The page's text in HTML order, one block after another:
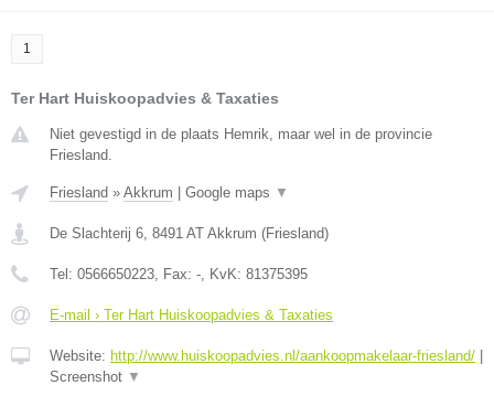
1
Ter Hart Huiskoopadvies & Taxaties
Niet gevestigd in de plaats Hemrik, maar wel in de provincie
Friesland.
Friesland » Akkrum Google maps ▼
De Slachterij 6, 8491 AT Akkrum (Friesland)
Tel: 0566650223, Fax: -, KvK: 81375395
E-mail › Ter Hart Huiskoopadvies & Taxaties
Website: http://www.huiskoopadvies.nl/aankoopmakelaar-friesland/
Screenshot ▼